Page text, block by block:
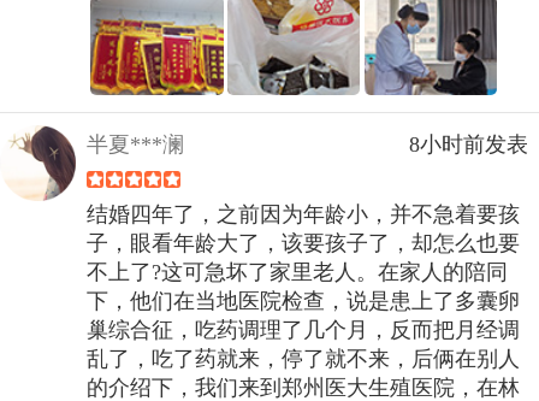
半夏***澜 8小时前发表
结婚四年了，之前因为年龄小，并不急着要孩
子，眼看年龄大了，该要孩子了，却怎么也要
不上了?这可急坏了家里老人。在家人的陪同
下，他们在当地医院检查，说是患上了多囊卵
巢综合征，吃药调理了几个月，反而把月经调
乱了，吃了药就来，停了就不来，后俩在别人
的介绍下，我们来到郑州医大生殖医院，在林